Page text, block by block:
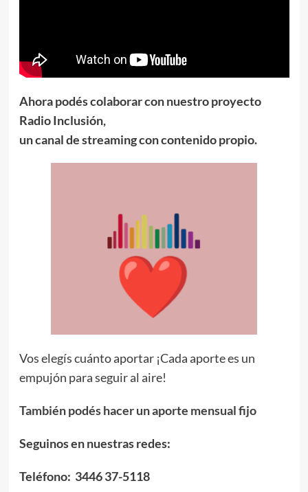
Ahora podés colaborar con nuestro proyecto
Radio Inclusión,
un canal de streaming con contenido propio.
Vos elegís cuánto aportar ¡Cada aporte es un
empujón para seguir al aire!
También podés hacer un aporte mensual fijo
Seguinos en nuestras redes:
Teléfono: 3446 37-5118